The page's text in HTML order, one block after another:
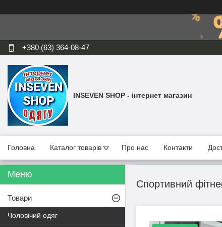
+380 (63) 364-08-47
INSEVEN SHOP - інтернет магазин
Головна Каталог товарів Про нас Контакти
Спортивний
Товари
Чоловічий одяг